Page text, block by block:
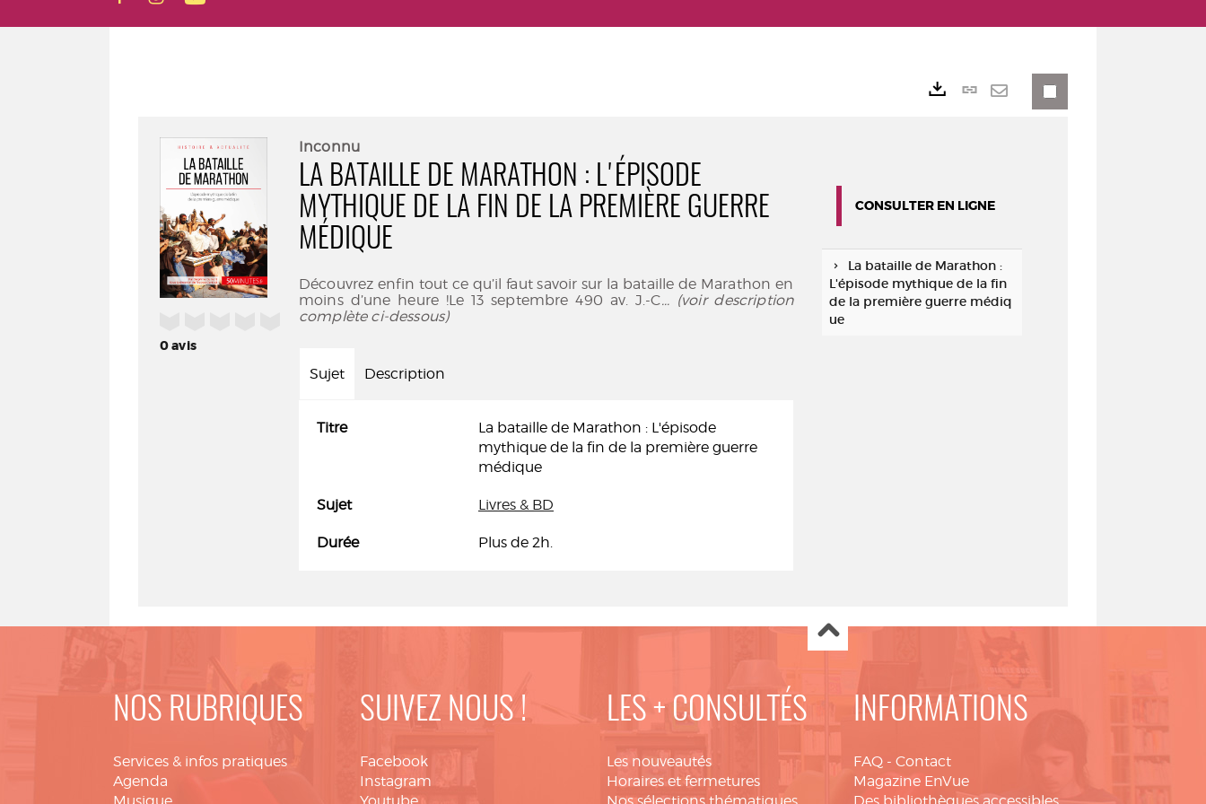
0avis
Inconnu
LA BATAILLE DE MARATHON : L'ÉPISODE
MYTHIQUE DE LA FIN DE LA PREMIÈRE GUERRE
MÉDIQUE
Découvrez enfin tout ce qu’il faut savoir sur la bataille de Marathon en
moins d’une heure !Le 13 septembre 490 av. J.-C... (voir description
complète ci-dessous)
Sujet Description
Titre
La bataille de Marathon : L'épisode
mythique de la fin de la première guerre
médique
Sujet Livres & BD
Durée Plus de 2h.
Lien
CONSULTER EN LIGNE
La bataille de Marathon :
L'épisode mythique de la fin
de la première guerre médiq
ue
NOS RUBRIQUES
Services & infos pratiques
Agenda
SUIVEZ NOUS !
Facebook
Instagram
LES + CONSULTÉS
Les nouveautés
Horaires et fermetures
INFORMATIONS
FAQ - Contact
Magazine EnVue